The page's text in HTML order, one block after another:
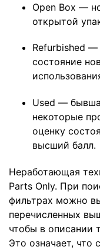
Open Box —
открытой
Refurbished
состояние
Used —
некоторые
оценку
высший балл.
Неработающая
Parts Only. При
фильтрах можно
перечисленных
чтобы в описании
Это означает, что